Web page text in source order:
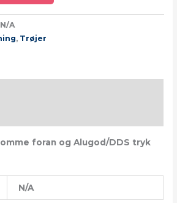
N/A
, Trøjer
foran og Alugod/DDS tryk
N/A